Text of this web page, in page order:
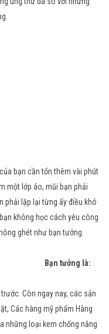
bạn cần tốn thêm vài phút
một lớp áo, mũi bạn phải
phải lặp lại từng ấy điều khó
không học cách yêu công
ghét như bạn tưởng.
Bạn tưởng là:
Còn ngay nay, các sản
Các hàng mỹ phẩm Hàng
những loại kem chống nắng